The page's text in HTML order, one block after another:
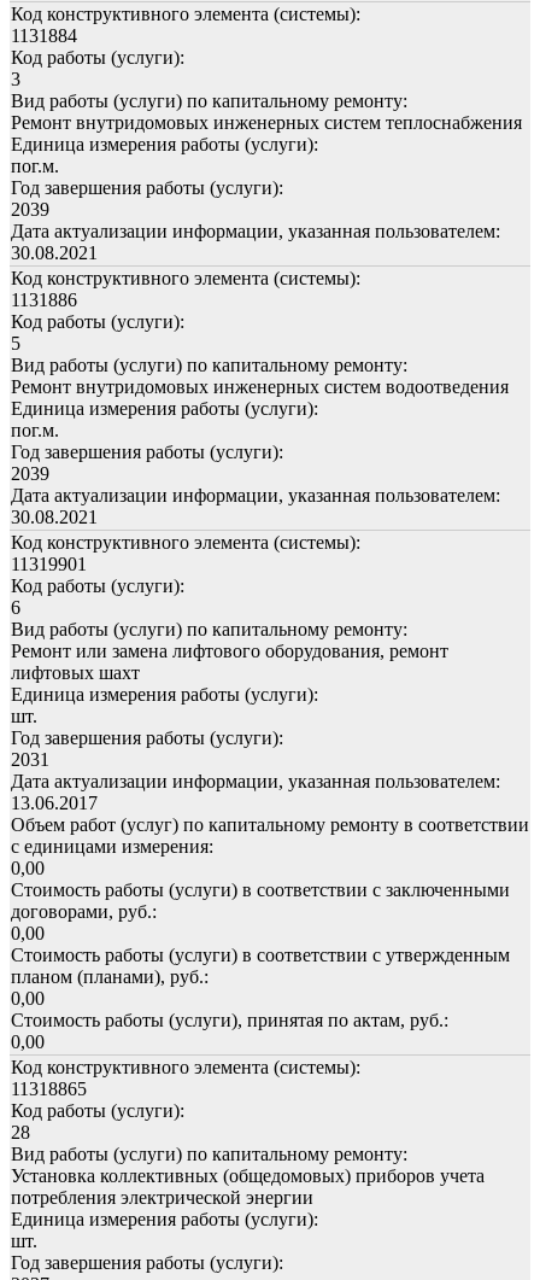
Код конструктивного элемента (системы):
1131884
Код работы (услуги):
3
Вид работы (услуги) по капитальному ремонту:
Ремонт внутридомовых инженерных систем теплоснабжения
Единица измерения работы (услуги):
пог.м.
Год завершения работы (услуги):
2039
Дата актуализации информации, указанная пользователем:
30.08.2021
Код конструктивного элемента (системы):
1131886
Код работы (услуги):
5
Вид работы (услуги) по капитальному ремонту:
Ремонт внутридомовых инженерных систем водоотведения
Единица измерения работы (услуги):
пог.м.
Год завершения работы (услуги):
2039
Дата актуализации информации, указанная пользователем:
30.08.2021
Код конструктивного элемента (системы):
11319901
Код работы (услуги):
6
Вид работы (услуги) по капитальному ремонту:
Ремонт или замена лифтового оборудования, ремонт
лифтовых шахт
Единица измерения работы (услуги):
шт.
Год завершения работы (услуги):
2031
Дата актуализации информации, указанная пользователем:
13.06.2017
Объем работ (услуг) по капитальному ремонту в соответствии
с единицами измерения:
0,00
Стоимость работы (услуги) в соответствии с заключенными
договорами, руб.:
0,00
Стоимость работы (услуги) в соответствии с утвержденным
планом (планами), руб.:
0,00
Стоимость работы (услуги), принятая по актам, руб.:
0,00
Код конструктивного элемента (системы):
11318865
Код работы (услуги):
28
Вид работы (услуги) по капитальному ремонту:
Установка коллективных (общедомовых) приборов учета
потребления электрической энергии
Единица измерения работы (услуги):
шт.
Год завершения работы (услуги):